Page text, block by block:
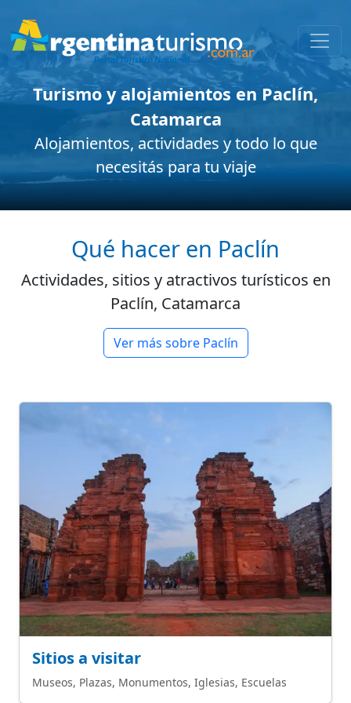
Turismo y alojamientos en Paclín,
Catamarca
Alojamientos, actividades y todo lo que
necesitás para tu viaje
Qué hacer en Paclín
Actividades, sitios y atractivos turísticos en
Paclín, Catamarca
Ver más sobre Paclín
Sitios a visitar
Museos, Plazas, Monumentos, Iglesias, Escuelas